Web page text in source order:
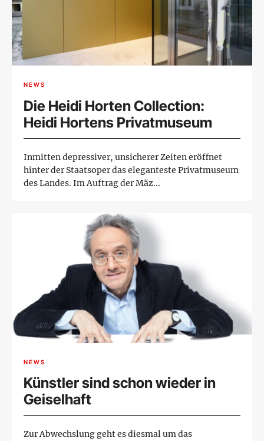
NEWS
Die Heidi Horten Collection:
Heidi Hortens Privatmuseum
Inmitten depressiver, unsicherer Zeiten eröffnet
hinter der Staatsoper das eleganteste Privatmuseum
des Landes. Im Auftrag der Mäz...
NEWS
Künstler sind schon wieder in
Geiselhaft
Zur Abwechslung geht es diesmal um das